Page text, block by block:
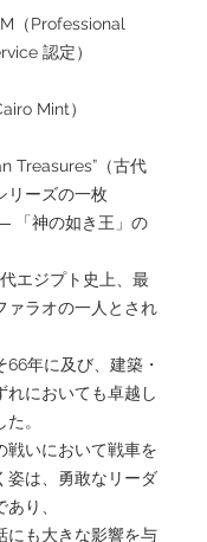
（Professional
認定）
Mint）
Treasures”（古代
リーズの一枚
「神の如き王」の
エジプト史上、最
ァラオの一人とされ
66年に及び、建築・
れにおいても卓越し
。
戦いにおいて戦車を
姿は、勇敢なリーダ
り、
にも大きな影響を与